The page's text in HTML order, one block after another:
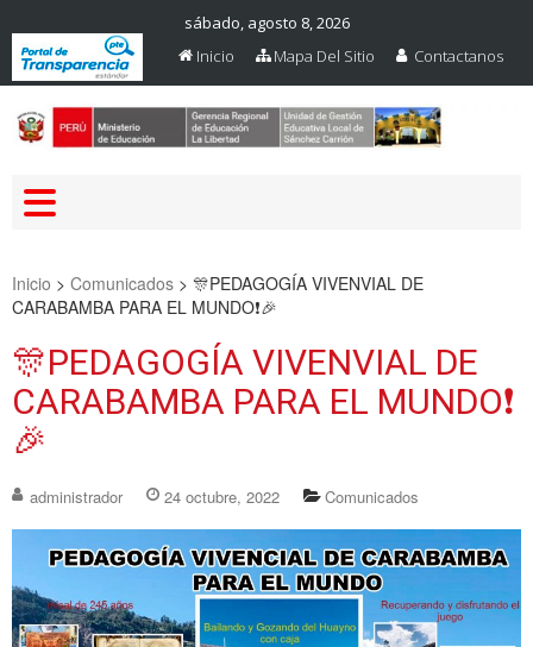
sábado, agosto 8, 2026
Inicio
Mapa Del Sitio Contactanos
Inicio > Comunicados > 🎊PEDAGOGÍA VIVENVIAL DE
CARABAMBA PARA EL MUNDO❗🎉
🎊PEDAGOGÍA VIVENVIAL DE
CARABAMBA PARA EL MUNDO❗
🎉
administrador 24 octubre, 2022 Comunicados